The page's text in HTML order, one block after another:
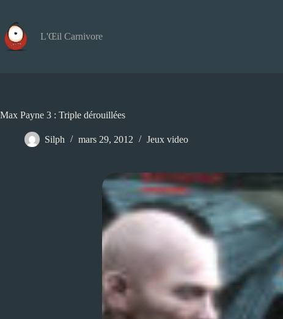
contenu
L'Œil Carnivore
Max Payne 3 : Triple dérouillées
Silph mars 29, 2012 Jeux video